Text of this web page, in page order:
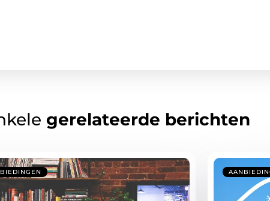
gerelateerde berichten